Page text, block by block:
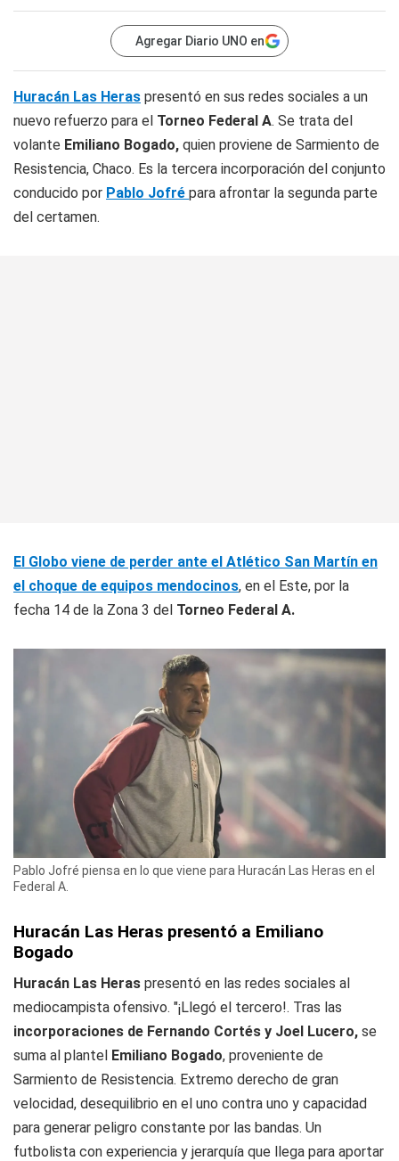
Agregar Diario UNO en
Huracán Las Heras presentó en sus redes sociales a un
nuevo refuerzo para el Torneo Federal A. Se trata del
volante Emiliano Bogado, quien proviene de Sarmiento de
Resistencia, Chaco. Es la tercera incorporación del conjunto
conducido por Pablo Jofré para afrontar la segunda parte
del certamen.
El Globo viene de perder ante el Atlético San Martín en
el choque de equipos mendocinos, en el Este, por la
fecha 14 de la Zona 3 del Torneo Federal A.
Pablo Jofré piensa en lo que viene para Huracán Las Heras en el
Federal A.
Huracán Las Heras presentó a Emiliano
Bogado
Huracán Las Heras presentó en las redes sociales al
mediocampista ofensivo. "¡Llegó el tercero!. Tras las
incorporaciones de Fernando Cortés y Joel Lucero, se
suma al plantel Emiliano Bogado, proveniente de
Sarmiento de Resistencia. Extremo derecho de gran
velocidad, desequilibrio en el uno contra uno y capacidad
para generar peligro constante por las bandas. Un
futbolista con experiencia y jerarquía que llega para aportar